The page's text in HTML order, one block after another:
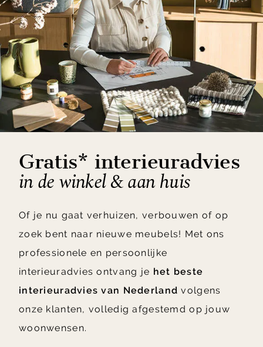
Gratis* interieuradvies
in de winkel & aan huis
Of je nu gaat verhuizen, verbouwen of op
zoek bent naar nieuwe meubels! Met ons
professionele en persoonlijke
interieuradvies ontvang je het beste
interieuradvies van Nederland volgens
onze klanten, volledig afgestemd op jouw
woonwensen.